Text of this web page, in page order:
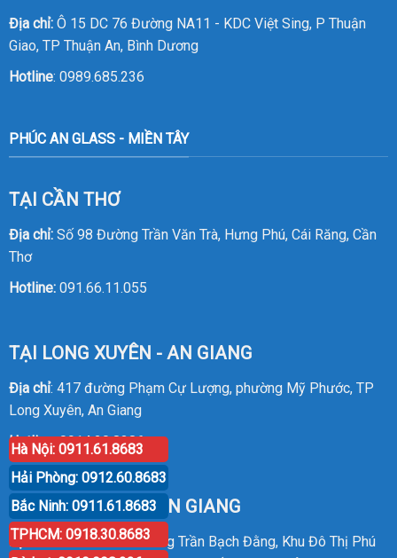
Địa chỉ:Ô 15 DC 76 Đường NA11 - KDC Việt Sing, P Thuận
Giao, TP Thuận An, Bình Dương
Hotline: 0989.685.236
PHÚC AN GLASS - MIỀN TÂY
TẠI CẦN THƠ
Địa chỉ:Số 98 Đường Trần Văn Trà, Hưng Phú, Cái Răng, Cần
Thơ
Hotline: 091.66.11.055
TẠI LONG XUYÊN - AN GIANG
Địa chỉ: 417 đường Phạm Cự Lượng, phường Mỹ Phước, TP
Long Xuyên, An Giang
Hotline:0914.20.8386
TẠI RẠCH GIÁ - KIÊN GIANG
Địa chỉ: P30 Căn 07 Đường Trần Bạch Đằng, Khu Đô Thị Phú
Hà Nội: 0911.61.8683
Hải Phòng: 0912.60.8683
Bắc Ninh: 0911.61.8683
TPHCM: 0918.30.8683